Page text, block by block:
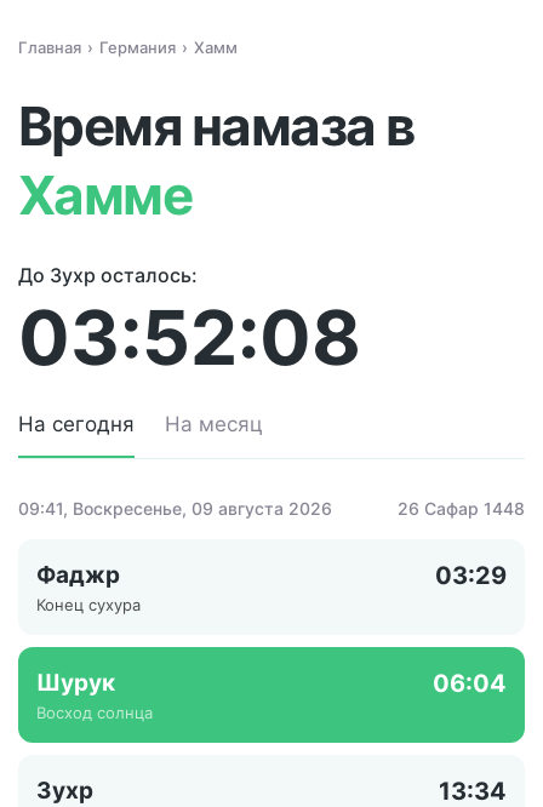
Главная Германия Хамм
Время намаза в
Хамме
До Зухр осталось:
03:52:08
На сегодня На месяц
09:41, Воскресенье, 09 августа 2026 26 Сафар 1448
Фаджр 03:29
Конец сухура
Шурук 06:04
Восход солнца
Зухр 13:34